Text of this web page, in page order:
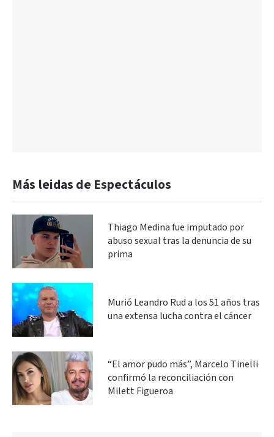
Más leidas de Espectáculos
Thiago Medina fue imputado por
abuso sexual tras la denuncia de su
prima
Murió Leandro Rud a los 51 años tras
una extensa lucha contra el cáncer
“El amor pudo más”, Marcelo Tinelli
confirmó la reconciliación con
Milett Figueroa